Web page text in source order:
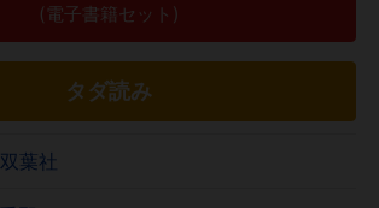
(電子書籍セット)
タダ読み
双葉社